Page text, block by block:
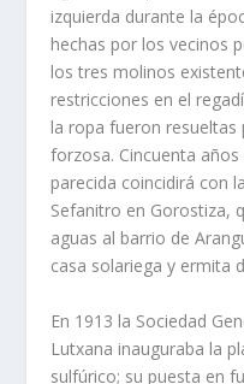
izquierda durante la
hechas por los vecinos
los tres molinos
restricciones en el
la ropa fueron resueltas
forzosa. Cincuenta
parecida coincidirá con
Sefanitro en Gorostiza,
aguas al barrio de
casa solariega y ermita
En 1913 la Sociedad
Lutxana inauguraba la
sulfúrico; su puesta en